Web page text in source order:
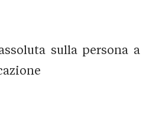
sulla persona a